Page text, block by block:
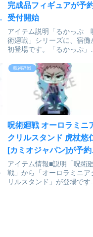
完成品フィギュアが予
受付開始
アイテム説明「るかっぷ
術廻戦」シリーズに、宿儺
初登場です。「るかっぷ」は
した造語で、あなたを見上げ
て見つめているような、可愛
い仕草が特徴の人気フィギュ
アシリーズです。「見上げ＆
おすわりポーズ」で、デ...
呪術廻戦
呪術廻戦 オーロラミニ
クリルスタンド 虎杖悠
[カミオジャパン]が予約
付中
アイテム情報■説明「呪術廻
戦」から「オーロラミニア
リルスタンド」が登場です！